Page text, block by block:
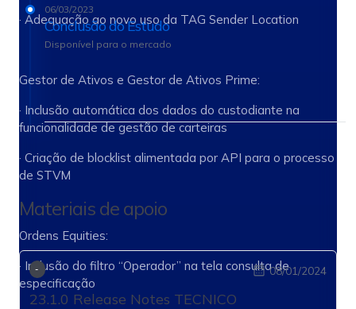
· Adequação ao novo uso da TAG Sender Location
Gestor de Ativos e Gestor de Ativos Prime:
· Inclusão automática dos dados do custodiante na
funcionalidade de gestão de carteiras
· Criação de blocklist alimentada por API para o processo
de STVM
Ordens Equities:
· Inclusão do filtro “Operador” na tela consulta de
especificação
06/03/2023
Conclusão do Estudo
Disponível para o mercado
Materiais de apoio
23.1.0 Release Notes TECNICO
08/01/2024
-